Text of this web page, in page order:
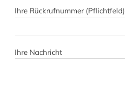
Ihre Rückrufnummer (Pflichtfeld)
Ihre Nachricht